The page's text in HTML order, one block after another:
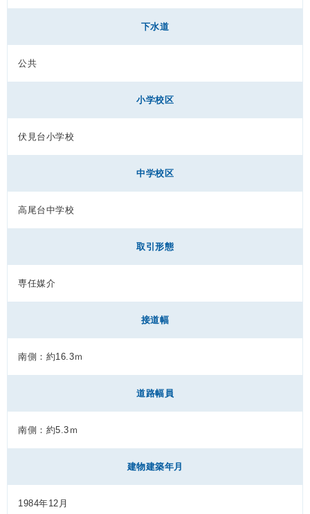
下水道
公共
小学校区
伏見台小学校
中学校区
高尾台中学校
取引形態
専任媒介
接道幅
南側：約16.3ｍ
道路幅員
南側：約5.3ｍ
建物建築年月
1984年12月